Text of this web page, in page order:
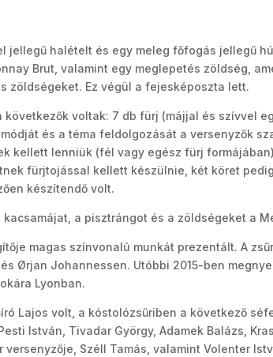
jellegű halételt és egy meleg főfogás jellegű
Brut, valamint egy meglepetés zöldség,
zöldségeket. Ez végül a fejesképoszta lett.
voltak: 7 db fürj (májjal és szívvel
és a téma feldolgozását a versenyzők
kellett lenniük (fél vagy egész fürj
fürjtojással kellett készülnie, két köret
készítendő volt.
a pisztrángot és a zöldségeket a
magas színvonalú munkát prezentált. A
Ørjan Johannessen. Utóbbi 2015-ben
Lyonban.
Lajos volt, a kóstolózsűriben a következő
István, Tivadar György, Adamek Balázs,
versenyzője, Széll Tamás, valamint Volenter